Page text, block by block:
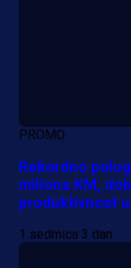
PROMO
Rekordno
miliona KM,
produktivnost
1 sedmica 3 dan